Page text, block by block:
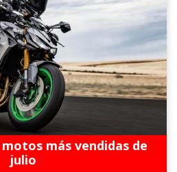
más vendidas de
julio